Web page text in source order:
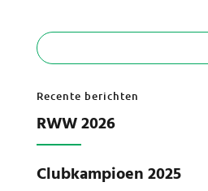
Recente berichten
RWW 2026
Clubkampioen 2025